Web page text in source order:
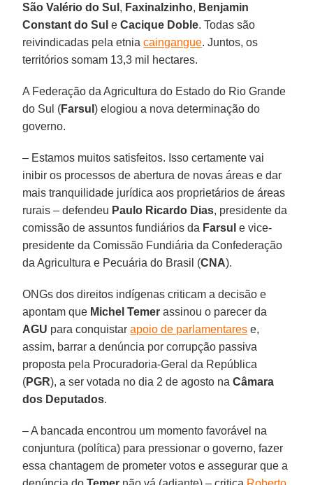
São Valério do Sul , Faxinalzinho, Benjamin
Constant do Sul eCacique Doble. Todas são
reivindicadas pela etniacaingangue. Juntos, os
territórios somam 13,3 mil hectares.
A Federação da Agricultura do Estado do Rio Grande
do Sul (Farsul) elogiou a nova determinação do
governo.
– Estamos muitos satisfeitos. Isso certamente vai
inibir os processos de abertura de novas áreas e dar
mais tranquilidade jurídica aos proprietários de áreas
rurais – defendeu Paulo Ricardo Dias, presidente da
comissão de assuntos fundiários da Farsul e vice-
presidente da Comissão Fundiária da Confederação
da Agricultura e Pecuária do Brasil (CNA).
ONGs dos direitos indígenas criticam a decisão e
apontam que Michel Temer assinou o parecer da
AGU para conquistarapoio de parlamentares e,
assim, barrar a denúncia por corrupção passiva
proposta pela Procuradoria-Geral da República
(PGR), a ser votada no dia 2 de agosto naCâmara
dos Deputados.
– A bancada encontrou um momento favorável na
conjuntura (política) para pressionar o governo, fazer
essa chantagem de prometer votos e assegurar que a